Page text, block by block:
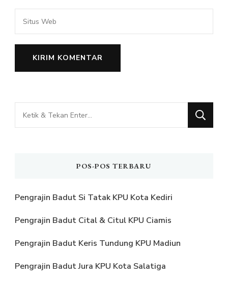
Mencari
Sesuatu?
POS-POS TERBARU
Pengrajin Badut Si Tatak KPU Kota Kediri
Pengrajin Badut Cital & Citul KPU Ciamis
Pengrajin Badut Keris Tundung KPU Madiun
Pengrajin Badut Jura KPU Kota Salatiga